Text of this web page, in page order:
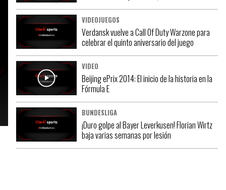
VIDEOJUEGOS
Verdansk vuelve a Call Of Duty Warzone para
celebrar el quinto aniversario del juego
VIDEO
Beijing ePrix 2014: El inicio de la historia en la
Fórmula E
BUNDESLIGA
¡Duro golpe al Bayer Leverkusen! Florian Wirtz
baja varias semanas por lesión